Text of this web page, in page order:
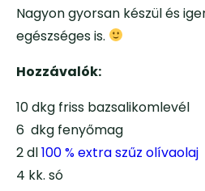
Nagyon gyorsan készül és
egészséges is.
Hozzávalók:
10 dkg friss bazsalikomlevél
6 dkg fenyőmag
2 dl100 % extra szűz olívaolaj
4 kk. só